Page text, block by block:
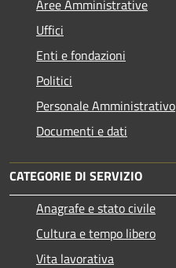
Aree Amministrative
Uffici
Enti e fondazioni
Politici
Personale Amministrativo
Documenti e dati
CATEGORIE DI SERVIZIO
Anagrafe e stato civile
Cultura e tempo libero
Vita lavorativa